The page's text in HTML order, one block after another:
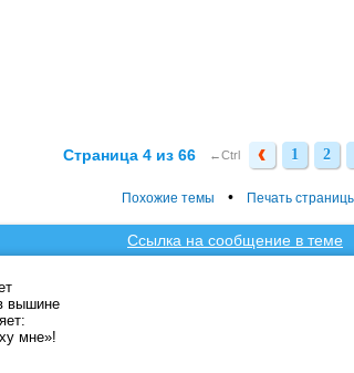
Страница 4 из 66 ←Ctrl 1
1 2
2
Похожие темы • Печать
Ссылка на сообщение в теме
вышине
мне»!